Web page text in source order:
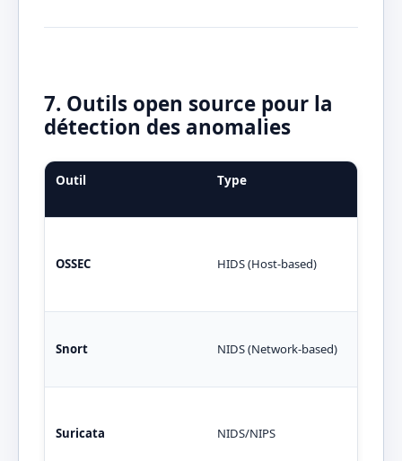
7. Outils open source pour la
détection des anomalies
Outil Type
OSSEC HIDS (Host-based)
Snort NIDS (Network-based)
Suricata NIDS/NIPS